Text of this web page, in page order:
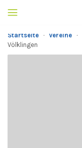
Startseite · Vereine ·
Völklingen